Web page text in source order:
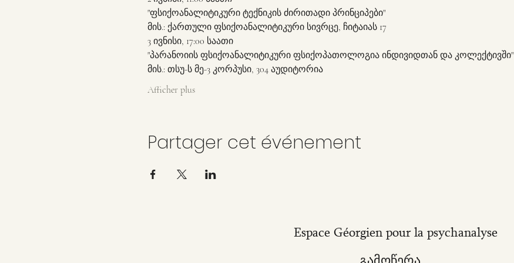
"ფსიქოანალიტიკური ტექნიკის ძირითადი პრინციპები"
მის.: ქართული ფსიქოანალიტიკური სივრცე, ჩიტაიას 17
3 ივნისი, 17:00 საათი
"პარანოიის ფსიქოანალიტიკური ფსიქოპათოლოგია ინდივიდთან და კოლექტივში"
მის.: თსუ-ს მე-3 კორპუსი, 304 აუდიტორია
Afficher plus
Partager cet événement
Espace Géorgien pour la psychanalyse